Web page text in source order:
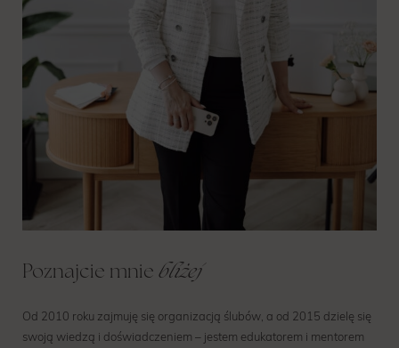
Poznajcie mnie bliżej
Od 2010 roku zajmuję się organizacją ślubów, a od 2015 dzielę się
swoją wiedzą i doświadczeniem – jestem edukatorem i mentorem